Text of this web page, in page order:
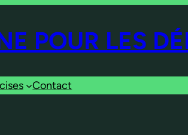
POUR LES
Contact